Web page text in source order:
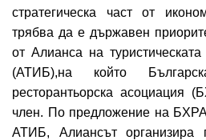
стратегическа част от
трябва да е държавен
от Алианса на
(АТИБ),на който
ресторантьорска асоциация
член. По предложение на
АТИБ, Алиансът